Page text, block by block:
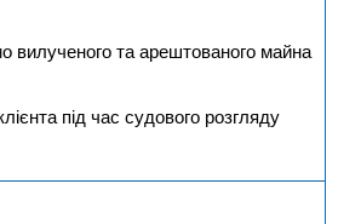
вилученого та арештованого майна
під час судового розгляду